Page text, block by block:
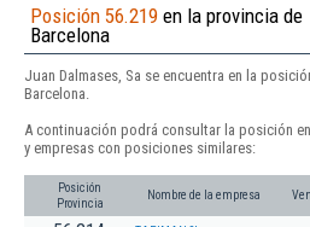
Posición 56.219 en la provincia de
Barcelona
Juan Dalmases, Sa se encuentra en la
Barcelona.
A continuación podrá consultar la posición
y empresas con posiciones similares:
Posición
Provincia
Nombre de la empresa